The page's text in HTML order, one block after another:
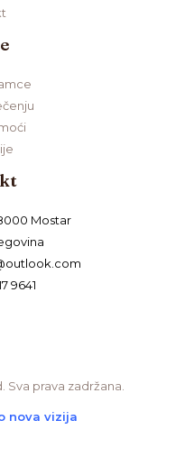
Mostar
9641
Sva prava zadržana.
nova vizija